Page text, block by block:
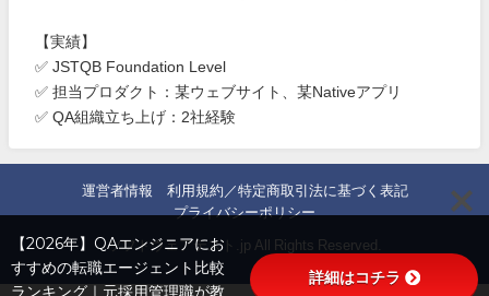
【実績】
✅ JSTQB Foundation Level
✅ 担当プロダクト：某ウェブサイト、某Nativeアプリ
✅ QA組織立ち上げ：2社経験
運営者情報
利用規約／特定商取引法に基づく表記
プライバシーポリシー
ソフトウェアテスト.jp All Rights Reserved.
【2026年】QAエンジニアにお
すすめの転職エージェント比較
ランキング｜元採用管理職が教
詳細はコチラ